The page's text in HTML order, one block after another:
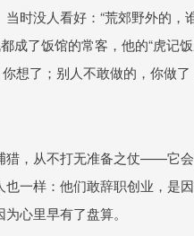
时没人看好：“荒郊野外的，
成了饭馆的常客，他的“虎记
想了；别人不敢做的，你做
猎，从不打无准备之仗——它
一样：他们敢辞职创业，是
心里早有了盘算。